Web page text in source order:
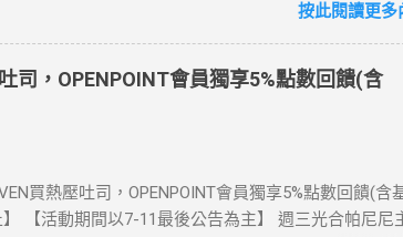
> eSIM出國上網卡：好康升級！購買eSIM「吃到飽」
卡啦～快跟你要出國的朋友說～速速來超商買省錢又方
這邊 【點我看好康優惠】 ·eSIM ibon 購買教學 【點我
，速度穩定，落地秒連上網 🌏 日、韓、東南亞、中港
：裝置支援型號可能因各區域販售而有差異，請自行
撥號按鍵撥打「*#06#」，如出現 EID 的條碼或文字
按此閱讀更多
司，OPENPOINT會員獨享5%點數回饋(含
買熱壓吐司，OPENPOINT會員獨享5%點數回饋(含
【活動期間以7-11最後公告為主】 週三光合帕尼尼